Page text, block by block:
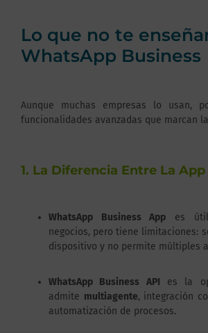
Lo que no te
WhatsApp Business
Aunque muchas empresas lo usan,
funcionalidades avanzadas que marcan
1. La Diferencia Entre La App
WhatsApp Business App es útil
negocios, pero tiene limitaciones:
dispositivo y no permite múltiples
WhatsApp Business API es la
admite multiagente, integración
automatización de procesos.